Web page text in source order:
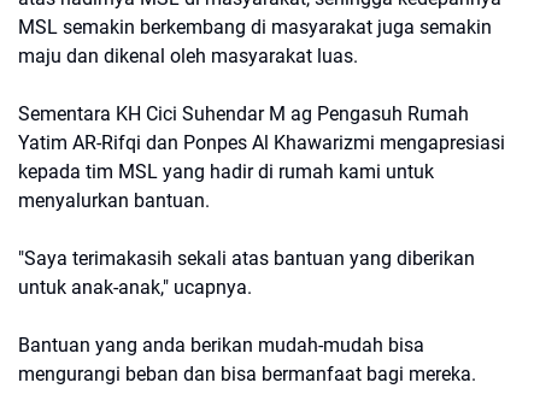
MSL semakin berkembang di masyarakat juga semakin
maju dan dikenal oleh masyarakat luas.
Sementara KH Cici Suhendar M ag Pengasuh Rumah
Yatim AR-Rifqi dan Ponpes Al Khawarizmi mengapresiasi
kepada tim MSL yang hadir di rumah kami untuk
menyalurkan bantuan.
"Saya terimakasih sekali atas bantuan yang diberikan
untuk anak-anak," ucapnya.
Bantuan yang anda berikan mudah-mudah bisa
mengurangi beban dan bisa bermanfaat bagi mereka.